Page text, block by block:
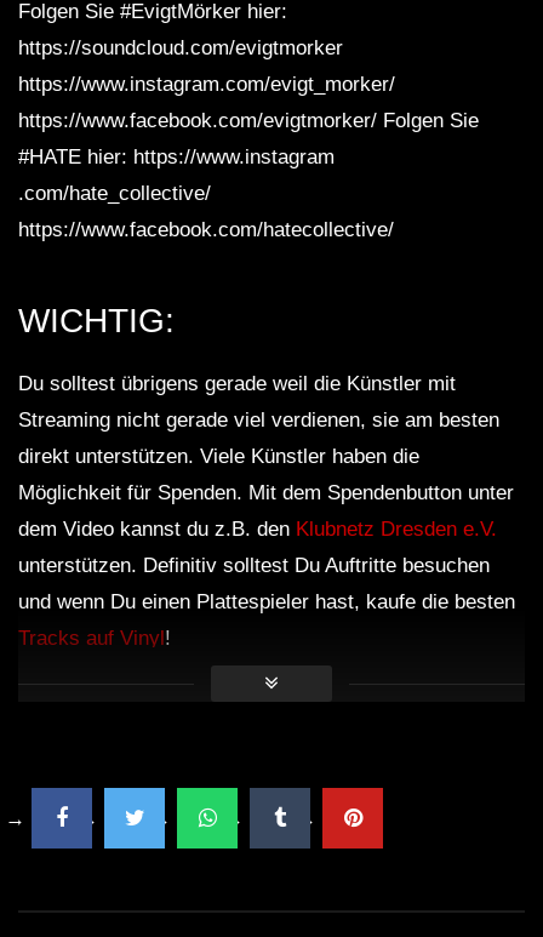
Folgen Sie #EvigtMörker hier:
https://soundcloud.com/evigtmorker
https://www.instagram.com/evigt_morker/
https://www.facebook.com/evigtmorker/ Folgen Sie
#HATE hier: https://www.instagram
.com/hate_collective/
https://www.facebook.com/hatecollective/
WICHTIG:
Du solltest übrigens gerade weil die Künstler mit
Streaming nicht gerade viel verdienen, sie am besten
direkt unterstützen. Viele Künstler haben die
Möglichkeit für Spenden. Mit dem Spendenbutton unter
dem Video kannst du z.B. den Klubnetz Dresden e.V.
unterstützen. Definitiv solltest Du Auftritte besuchen
und wenn Du einen Plattespieler hast, kaufe die besten
Tracks auf Vinyl !